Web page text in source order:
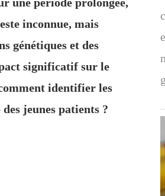
inconnue, mais
génétiques et des
significatif sur le
identifier les
jeunes patients ?